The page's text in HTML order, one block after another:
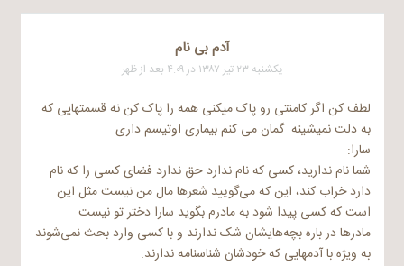
آدم بی نام
یکشنبه ۲۳ تیر ۱۳۸۷ در ۴:۰۹ بعد از ظهر
لطف کن اگر کامنتی رو پاک میکنی همه را پاک کن نه قسمتهایی که
به دلت نمیشینه .گمان می کنم بیماری اوتیسم داری.
سارا:
شما نام ندارید، کسی که نام ندارد حق ندارد فضای کسی را که نام
دارد خراب کند، این که می‌گویید شعرها مال من نیست مثل این
است که کسی پیدا شود به مادرم بگوید سارا دختر تو نیست.
مادرها در باره بچه‌هایشان شک ندارند و با کسی وارد بحث نمی‌شوند
به ویژه با آدمهایی که خودشان شناسنامه ندارند.